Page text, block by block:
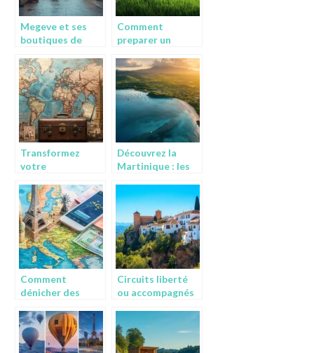
Megeve et ses
boutiques de
de vivre alpin a
son apogee
Comment
preparer un
ecoresponsable
pour decouvrir de
nouvelles
cultures
Transformez
votre
voyage grace aux
Archives des
Lifestyle &
Voyage
Découvrez la
Martinique : les
pour un voyage
inoubliable
Comment
dénicher des
chères en Europe
avec les meilleurs
bons plans
Circuits liberté
ou accompagnés
choisissez votre
rythme